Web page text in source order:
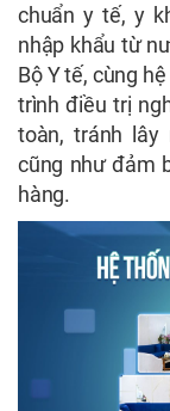
chuẩn y tế, y
nhập khẩu từ
Bộ Y tế, cùng
trình điều trị
toàn, tránh lây
cũng như đảm
hàng.